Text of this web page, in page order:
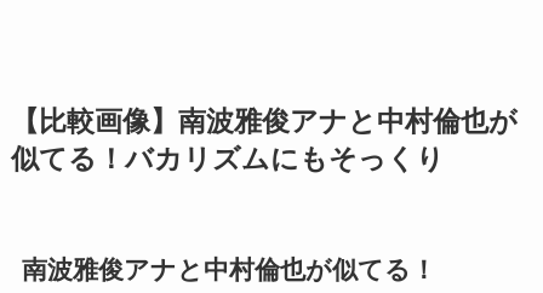
【比較画像】南波雅俊アナと中村倫也が
似てる！バカリズムにもそっくり
南波雅俊アナと中村倫也が似てる！